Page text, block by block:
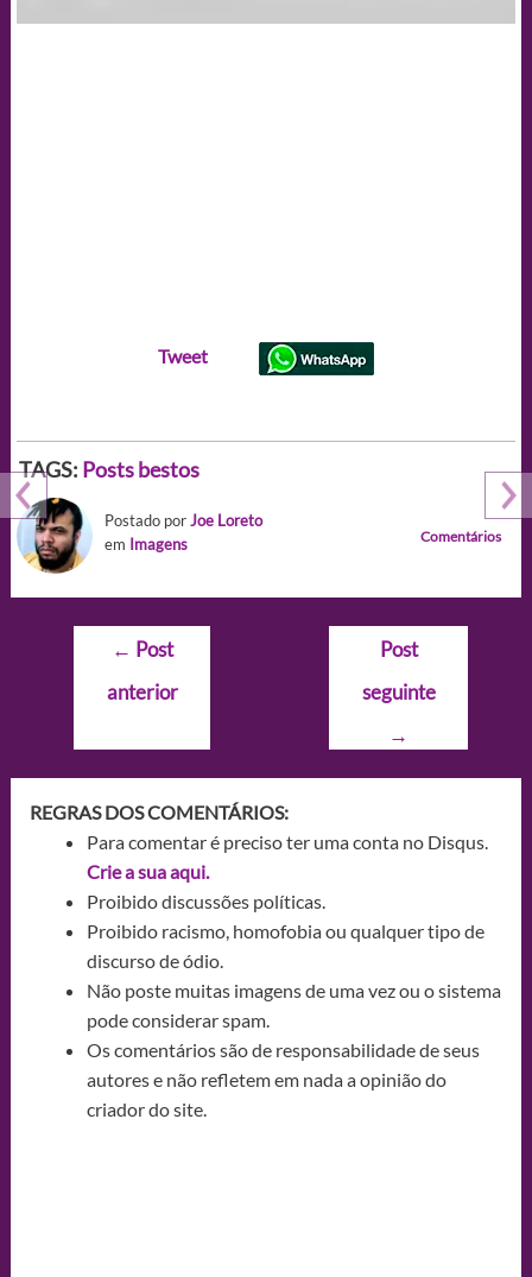
Tweet
TAGS: Posts bestos
Postado porJoe Loreto
em Imagens Comentários
Navegação
Post
← Post
anterior
Post
seguinte
→
REGRAS DOS COMENTÁRIOS:
Para comentar é preciso ter uma conta no Disqus.
Crie a sua aqui.
Proibido discussões políticas.
Proibido racismo, homofobia ou qualquer tipo de
discurso de ódio.
Não poste muitas imagens de uma vez ou o sistema
pode considerar spam.
Os comentários são de responsabilidade de seus
autores e não refletem em nada a opinião do
criador do site.